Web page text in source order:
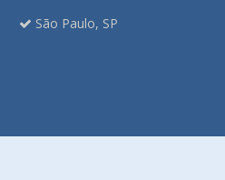
São Paulo, SP